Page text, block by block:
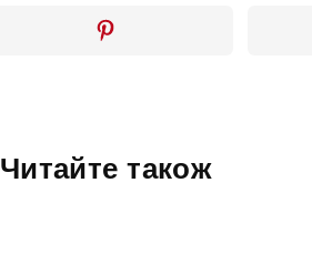
Читайте також